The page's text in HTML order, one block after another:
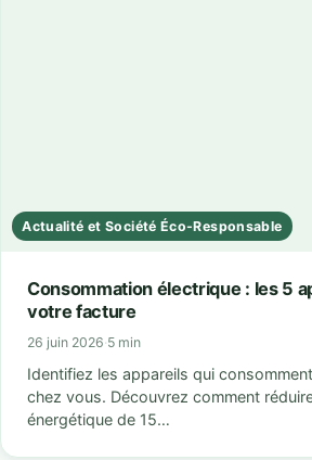
Actualité et Société Éco-Responsable
Consommation électrique : les 5
votre facture
26 juin 2026·5 min
Identifiez les appareils qui
chez vous. Découvrez comment
énergétique de 15…